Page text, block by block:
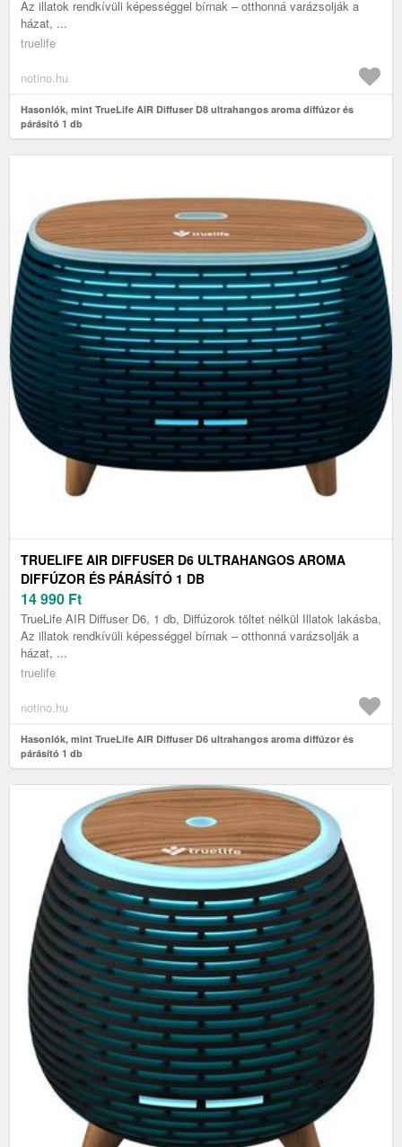
Az illatok rendkívüli képességgel bírnak – otthonná varázsolják a
házat, ...
truelife
notino.hu
Hasonlók, mint TrueLife AIR Diffuser D8 ultrahangos aroma diffúzor és
párásító 1 db
TRUELIFE AIR DIFFUSER D6 ULTRAHANGOS AROMA
DIFFÚZOR ÉS PÁRÁSÍTÓ 1 DB
14 990 Ft
TrueLife AIR Diffuser D6, 1 db, Diffúzorok töltet nélkül Illatok lakásba,
Az illatok rendkívüli képességgel bírnak – otthonná varázsolják a
házat, ...
truelife
notino.hu
Hasonlók, mint TrueLife AIR Diffuser D6 ultrahangos aroma diffúzor és
párásító 1 db